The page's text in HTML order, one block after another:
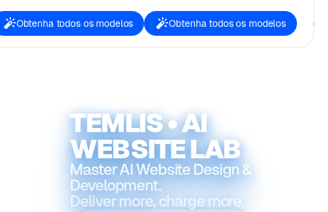
Obtenha todos os modelos Obtenha todos os modelos
TEMLIS • AI
WEBSITE LAB
Master AI Website Design &
Development.
Deliver more, charge more.